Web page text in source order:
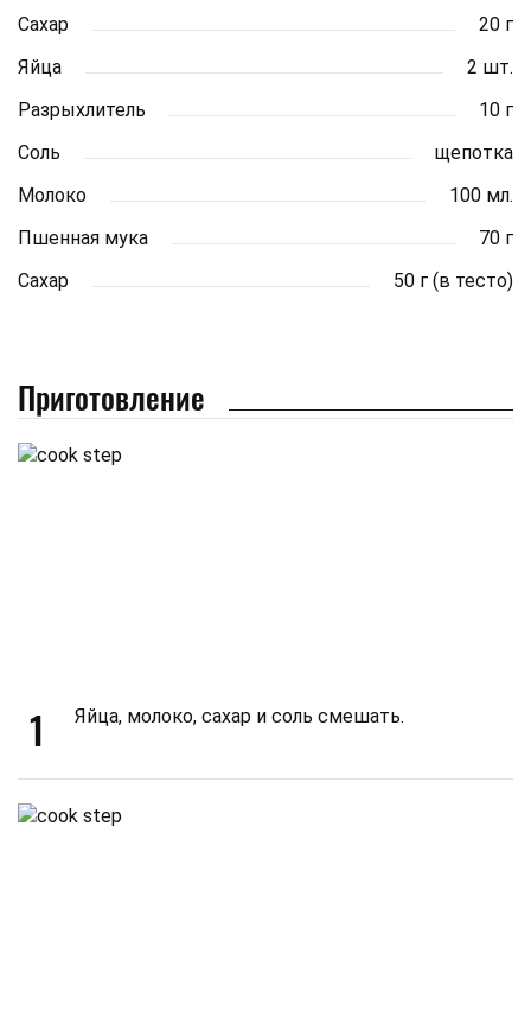
Сахар
20 г
Яйца
2 шт.
Разрыхлитель
10 г
Соль
щепотка
Молоко
100 мл.
Пшенная мука
70 г
Сахар
50 г (в тесто)
Приготовление
1 Яйца, молоко, сахар и соль смешать.